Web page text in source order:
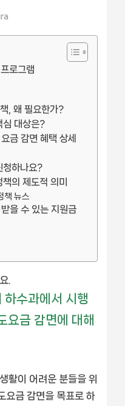
로그램
, 왜 필요한가?
심 대상은?
금 감면 혜택 상세
청하나요?
의 제도적 의미
책 뉴스
을 수 있는 지원금
.
하수과에서 시행
요금 감면에 대해
활이 어려운 분들을 위
요금 감면을 목표로 하